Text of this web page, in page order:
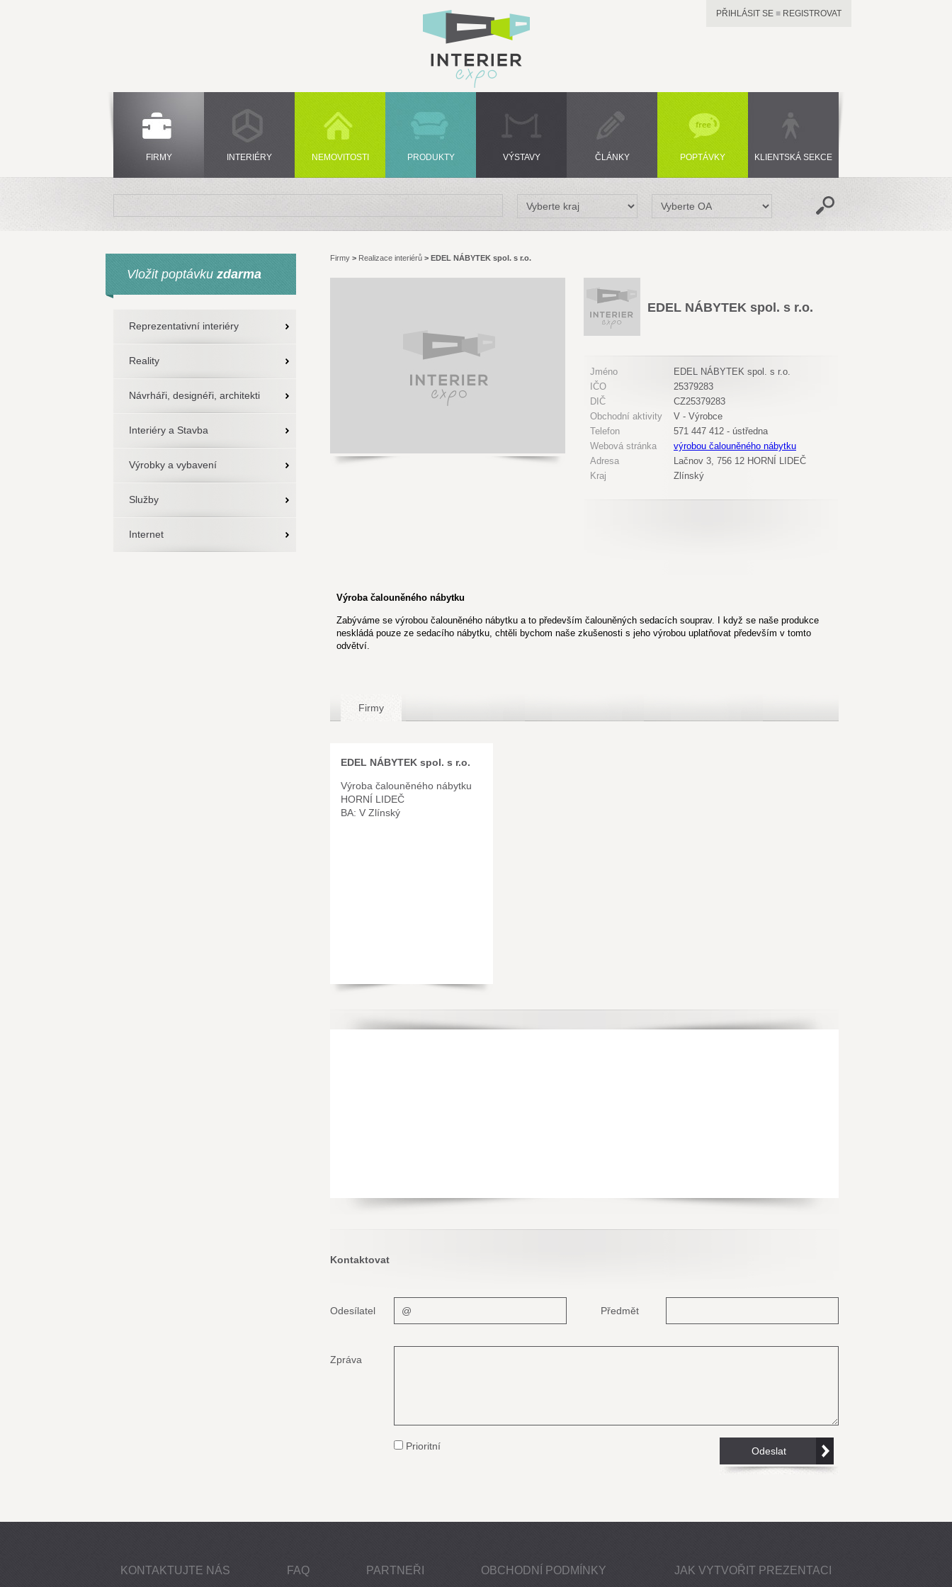
PŘIHLÁSIT SE ■ REGISTROVAT
FIRMY INTERIÉRY NEMOVITOSTI PRODUKTY VÝSTAVY ČLÁNKY POPTÁVKY KLIENTSKÁ SEKCE
Vložit poptávku zdarma
Reprezentativní interiéry
Reality
Návrháři, designéři, architekti
Interiéry a Stavba
Výrobky a vybavení
Služby
Internet
Firmy > Realizace interiérů > EDEL NÁBYTEK spol. s r.o.
EDEL NÁBYTEK spol. s r.o.
Jméno
EDEL NÁBYTEK spol. s r.o.
IČO
25379283
DIČ
CZ25379283
Obchodní aktivity
V - Výrobce
Telefon
571 447 412 - ústředna
Webová stránka
výrobou čalouněného nábytku
Adresa
Lačnov 3, 756 12 HORNÍ LIDEČ
Kraj
Zlínský
Výroba čalouněného nábytku
Zabýváme se výrobou čalouněného nábytku a to především čalouněných sedacích souprav. I když se naše produkce
neskládá pouze ze sedacího nábytku, chtěli bychom naše zkušenosti s jeho výrobou uplatňovat především v tomto
odvětví.
Firmy
EDEL NÁBYTEK spol. s r.o.
Výroba čalouněného nábytku
HORNÍ LIDEČ
BA: V Zlínský
Kontaktovat
Odesílatel Předmět
Zpráva
Prioritní
KONTAKTUJTE NÁS FAQ PARTNEŘI OBCHODNÍ PODMÍNKY JAK VYTVOŘIT PREZENTACI